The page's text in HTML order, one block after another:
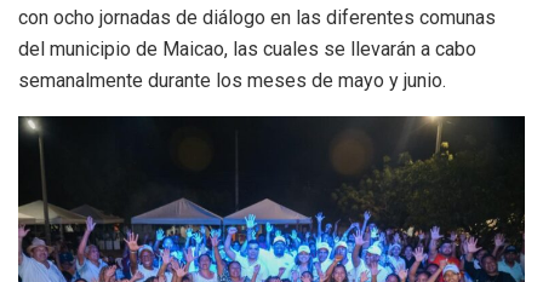
con ocho jornadas de diálogo en las diferentes comunas
del municipio de Maicao, las cuales se llevarán a cabo
semanalmente durante los meses de mayo y junio.